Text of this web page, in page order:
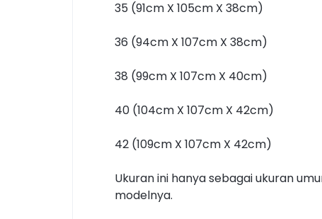
35 (91cm X 105cm X 38cm)
36 (94cm X 107cm X 38cm)
38 (99cm X 107cm X 40cm)
40 (104cm X 107cm X 42cm)
42 (109cm X 107cm X 42cm)
Ukuran ini hanya sebagai ukuran
modelnya.